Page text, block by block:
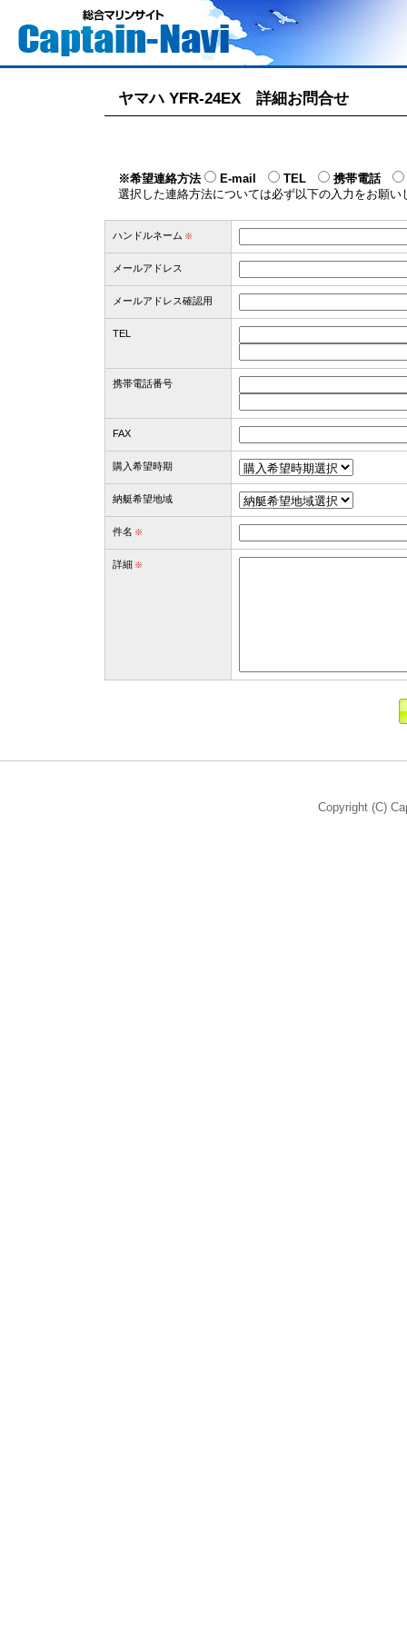
ヤマハ YFR-24EX 詳細お問合せ
※希望連絡方法 E-mail TEL 携帯電話
選択した連絡方法については必ず以下の入力をお願い
ハンドルネーム ※
メールアドレス
メールアドレス確認用
TEL
携帯電話番号
FAX
購入希望時期
納艇希望地域
件名 ※
詳細 ※
Copyright (C)